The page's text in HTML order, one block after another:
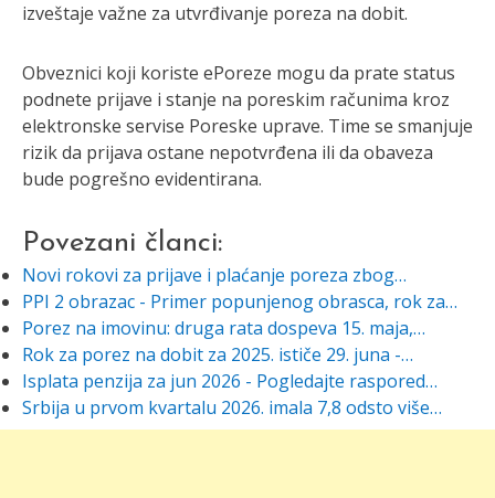
izveštaje važne za utvrđivanje poreza na dobit.
Obveznici koji koriste ePoreze mogu da prate status
podnete prijave i stanje na poreskim računima kroz
elektronske servise Poreske uprave. Time se smanjuje
rizik da prijava ostane nepotvrđena ili da obaveza
bude pogrešno evidentirana.
Povezani članci:
Novi rokovi za prijave i plaćanje poreza zbog…
PPI 2 obrazac - Primer popunjenog obrasca, rok za…
Porez na imovinu: druga rata dospeva 15. maja,…
Rok za porez na dobit za 2025. ističe 29. juna -…
Isplata penzija za jun 2026 - Pogledajte raspored…
Srbija u prvom kvartalu 2026. imala 7,8 odsto više…